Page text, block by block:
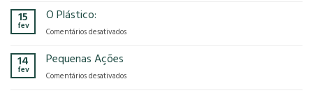
tem
e
2025!
Estufa
15
fev
O Plástico:
Comentários desativadosem
14
fev
Pequenas Ações
Comentários desativadosem